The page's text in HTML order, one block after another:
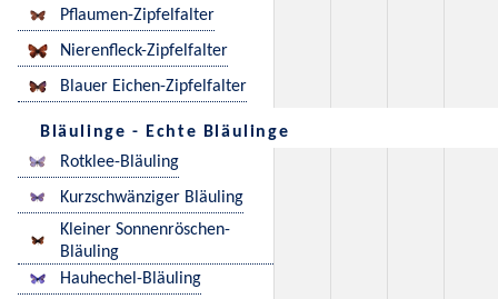
Pflaumen-Zipfelfalter
Nierenfleck-Zipfelfalter
Blauer Eichen-Zipfelfalter
Bläulinge - Echte Bläulinge
Rotklee-Bläuling
Kurzschwänziger Bläuling
Kleiner Sonnenröschen-
Bläuling
Hauhechel-Bläuling